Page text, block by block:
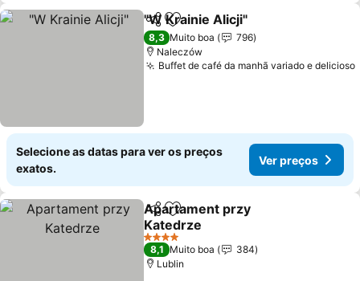
PartilharAdicionar aos favoritos
"W Krainie Alicji"
8,3 Muito boa
796
Naleczów
Buffet de café da manhã variado e delicioso
Selecione as datas para ver os preços
exatos.
Ver preços
PartilharAdicionar aos favoritos
Apartament przy
Katedrze
4 Estrelas
8,1 Muito boa
384
Lublin